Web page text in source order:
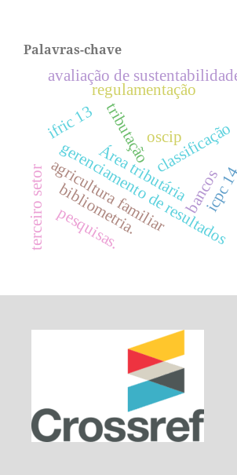
Palavras-chave
classificação
Área tributária
tributação
gerenciamento de resultados
avaliação de
agricultura familiar
bibliometria. bancos
regulamentação
pesquisas.
terceiro setor
oscip
ifric 13
icpc